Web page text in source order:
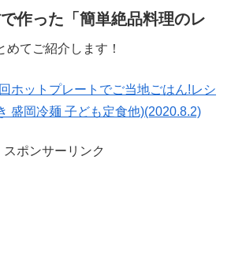
作った 「簡単絶品料理のレ
めてご紹介します！
ホットプレートでご当地ごはん!レシ
盛岡冷麺 子ども定食他)(2020.8.2)
スポンサーリンク